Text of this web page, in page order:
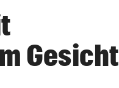
Gesicht